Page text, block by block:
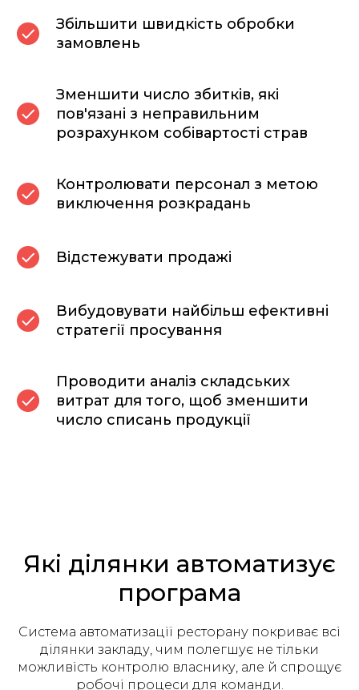
Збільшити швидкість обробки
замовлень
Зменшити число збитків, які
пов'язані з неправильним
розрахунком собівартості страв
Контролювати персонал з метою
виключення розкрадань
Відстежувати продажі
Вибудовувати найбільш ефективні
стратегії просування
Проводити аналіз складських
витрат для того, щоб зменшити
число списань продукції
Які ділянки автоматизує
програма
Система автоматизації ресторану покриває всі
ділянки закладу, чим полегшує не тільки
можливість контролю власнику, але й спрощує
робочі процеси для команди.